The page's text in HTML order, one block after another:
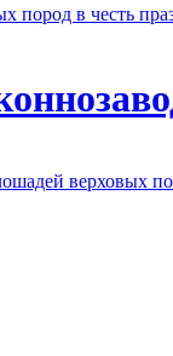
в честь
верховых